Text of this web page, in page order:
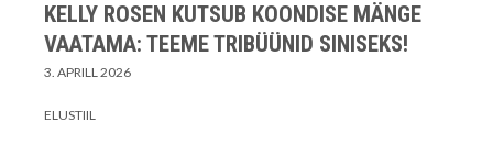
KELLY ROSEN KUTSUB KOONDISE MÄNGE
VAATAMA: TEEME TRIBÜÜNID SINISEKS!
3. APRILL 2026
ELUSTIIL